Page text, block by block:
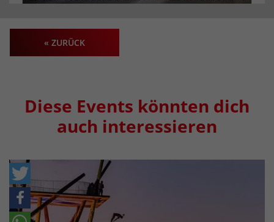
« ZURÜCK
Diese Events könnten dich
auch interessieren